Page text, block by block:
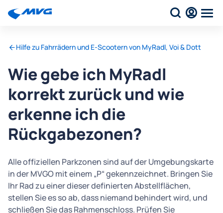
Hilfe zu Fahrrädern und E-Scootern von MyRadl, Voi & Dott
Wie gebe ich MyRadl
korrekt zurück und wie
erkenne ich die
Rückgabezonen?
Alle offiziellen Parkzonen sind auf der Umgebungskarte
in der MVGO mit einem „P“ gekennzeichnet. Bringen Sie
Ihr Rad zu einer dieser definierten Abstellflächen,
stellen Sie es so ab, dass niemand behindert wird, und
schließen Sie das Rahmenschloss. Prüfen Sie